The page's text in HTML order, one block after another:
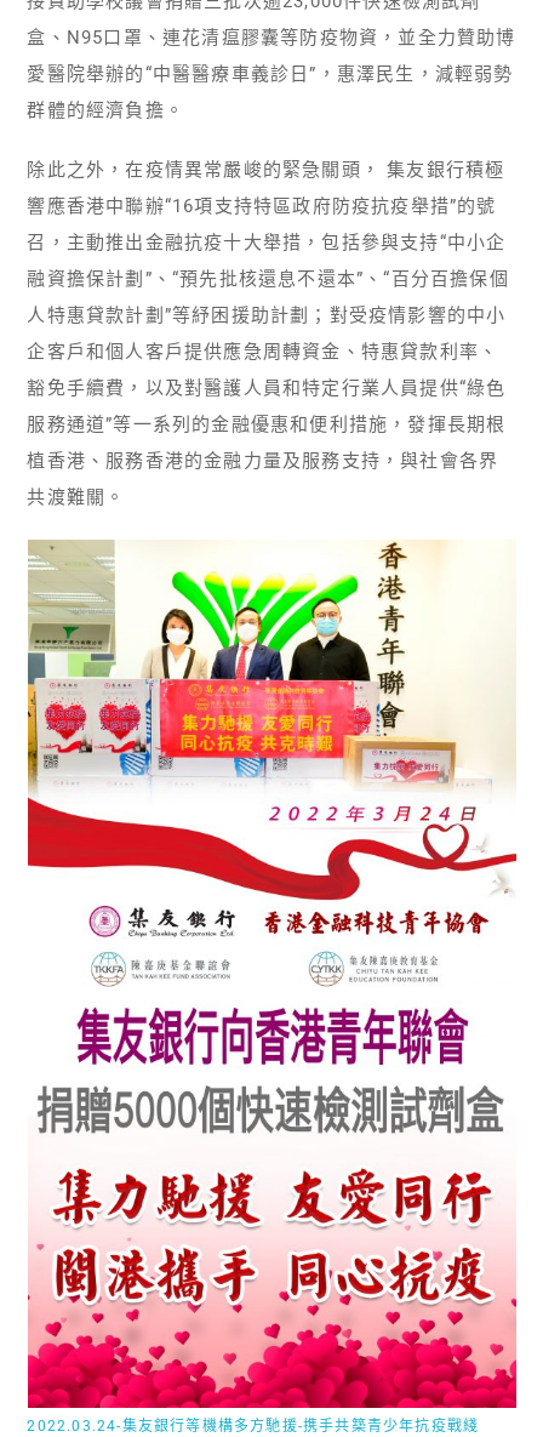
盒、N95口罩、連花清瘟膠囊等防疫物資，並全力贊助博
愛醫院舉辦的“中醫醫療車義診日”，惠澤民生，減輕弱勢
群體的經濟負擔。
除此之外，在疫情異常嚴峻的緊急關頭， 集友銀行積極
響應香港中聯辦“16項支持特區政府防疫抗疫舉措”的號
召，主動推出金融抗疫十大舉措，包括參與支持“中小企
融資擔保計劃”、“預先批核還息不還本”、“百分百擔保個
人特惠貸款計劃”等紓困援助計劃；對受疫情影響的中小
企客戶和個人客戶提供應急周轉資金、特惠貸款利率、
豁免手續費，以及對醫護人員和特定行業人員提供“綠色
服務通道”等一系列的金融優惠和便利措施，發揮長期根
植香港、服務香港的金融力量及服務支持，與社會各界
共渡難關。
2022.03.24-集友銀行等機構多方馳援-携手共築青少年抗疫戰綫